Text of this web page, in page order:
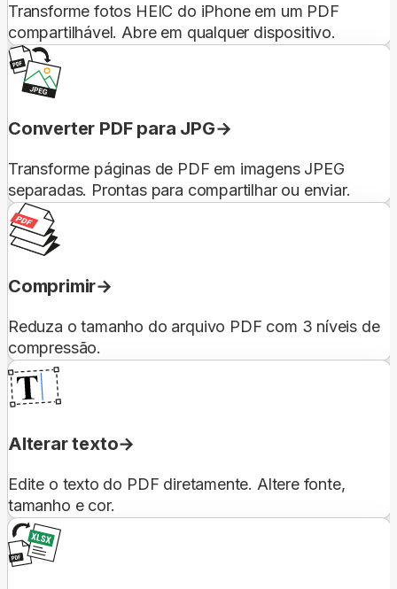
Transforme fotos HEIC do iPhone em um PDF
compartilhável. Abre em qualquer dispositivo.
Converter PDF para JPG
Transforme páginas de PDF em imagens JPEG
separadas. Prontas para compartilhar ou enviar.
Comprimir
Reduza o tamanho do arquivo PDF com 3 níveis de
compressão.
Alterar texto
Edite o texto do PDF diretamente. Altere fonte,
tamanho e cor.